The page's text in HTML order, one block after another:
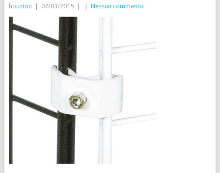
houston 07/03/2015 Nessun commento